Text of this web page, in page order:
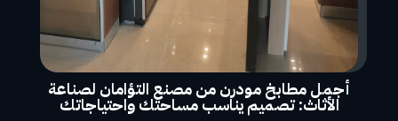
أجمل مطابخ مودرن من مصنع التؤامان لصناعة
الأثاث: تصميم يناسب مساحتك واحتياجاتك